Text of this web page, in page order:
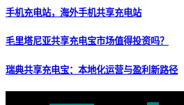
手机充电站，海外手机共享充电站
毛里塔尼亚共享充电宝市场值得投资吗？
瑞典共享充电宝：本地化运营与盈利新路径